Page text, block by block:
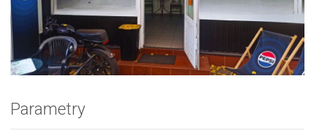
Zdjęcie 1
Parametry